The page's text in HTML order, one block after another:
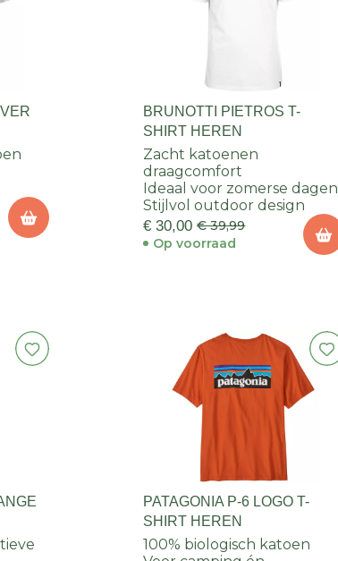
BRUNOTTI PIETROS T-
SHIRT HEREN
Zacht katoenen
draagcomfort
Ideaal voor zomerse dagen
Stijlvol outdoor design
€ 30,00 € 39,99
Op voorraad
PATAGONIA P-6 LOGO T-
SHIRT HEREN
100% biologisch katoen